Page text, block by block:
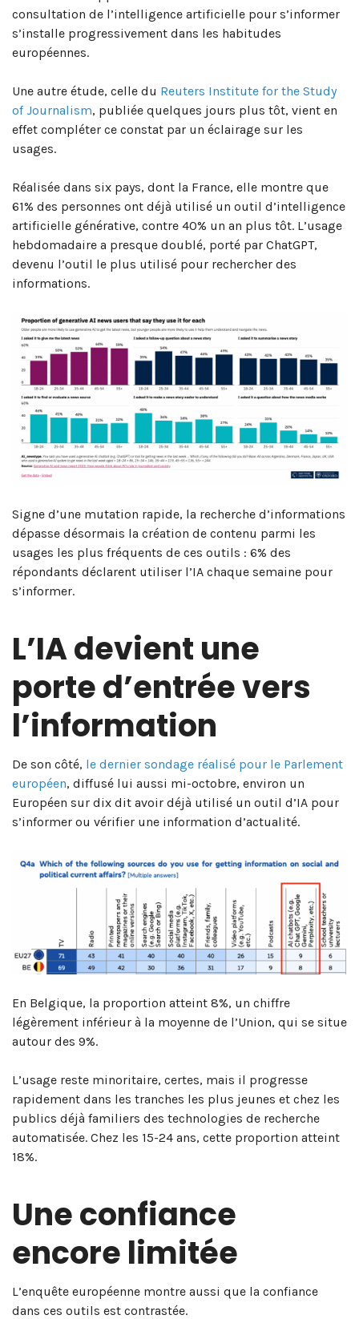
consultation de l’intelligence artificielle pour s’informer
s’installe progressivement dans les habitudes
européennes.
Une autre étude, celle du Reuters Institute for the Study
of Journalism, publiée quelques jours plus tôt, vient en
effet compléter ce constat par un éclairage sur les
usages.
Réalisée dans six pays, dont la France, elle montre que
61% des personnes ont déjà utilisé un outil d’intelligence
artificielle générative, contre 40% un an plus tôt. L’usage
hebdomadaire a presque doublé, porté par ChatGPT,
devenu l’outil le plus utilisé pour rechercher des
informations.
Signe d’une mutation rapide, la recherche d’informations
dépasse désormais la création de contenu parmi les
usages les plus fréquents de ces outils : 6% des
répondants déclarent utiliser l’IA chaque semaine pour
s’informer.
L’IA devient une
porte d’entrée vers
l’information
De son côté, le dernier sondage réalisé pour le Parlement
européen, diffusé lui aussi mi-octobre, environ un
Européen sur dix dit avoir déjà utilisé un outil d’IA pour
s’informer ou vérifier une information d’actualité.
En Belgique, la proportion atteint 8%, un chiffre
légèrement inférieur à la moyenne de l’Union, qui se situe
autour des 9%.
L’usage reste minoritaire, certes, mais il progresse
rapidement dans les tranches les plus jeunes et chez les
publics déjà familiers des technologies de recherche
automatisée. Chez les 15-24 ans, cette proportion atteint
18%.
Une confiance
encore limitée
L’enquête européenne montre aussi que la confiance
dans ces outils est contrastée.